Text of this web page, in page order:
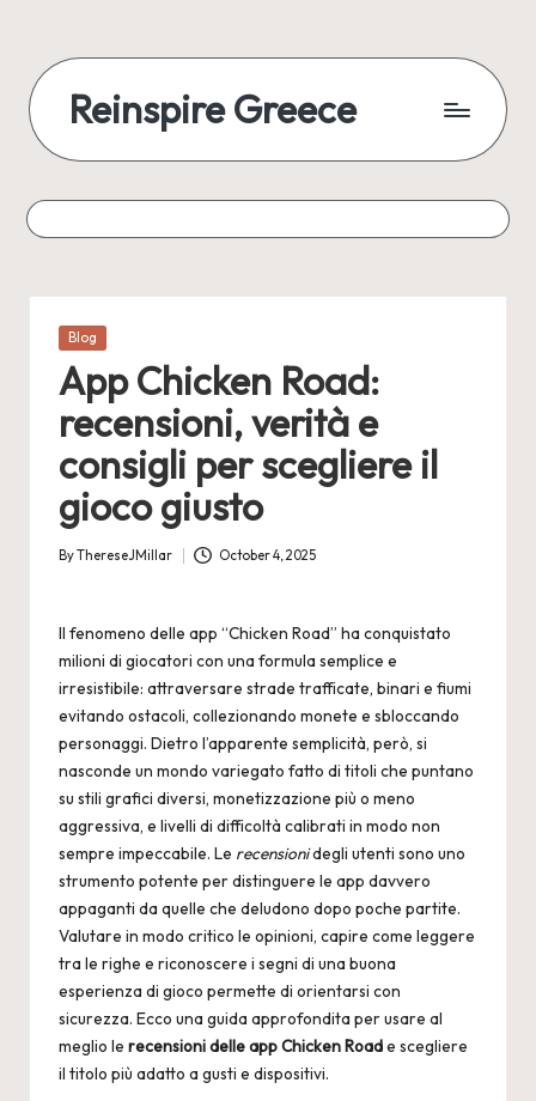
Reinspire Greece
Posted
Blog
App Chicken Road:
recensioni, verità e
consigli per scegliere il
gioco giusto
Posted
ByThereseJMillar October 4, 2025
Il fenomeno delle app “Chicken Road” ha conquistato
milioni di giocatori con una formula semplice e
irresistibile: attraversare strade trafficate, binari e fiumi
evitando ostacoli, collezionando monete e sbloccando
personaggi. Dietro l’apparente semplicità, però, si
nasconde un mondo variegato fatto di titoli che puntano
su stili grafici diversi, monetizzazione più o meno
aggressiva, e livelli di difficoltà calibrati in modo non
sempre impeccabile. Le recensionidegli utenti sono uno
strumento potente per distinguere le app davvero
appaganti da quelle che deludono dopo poche partite.
Valutare in modo critico le opinioni, capire come leggere
tra le righe e riconoscere i segni di una buona
esperienza di gioco permette di orientarsi con
sicurezza. Ecco una guida approfondita per usare al
meglio le recensioni delle app Chicken Roade scegliere
il titolo più adatto a gusti e dispositivi.